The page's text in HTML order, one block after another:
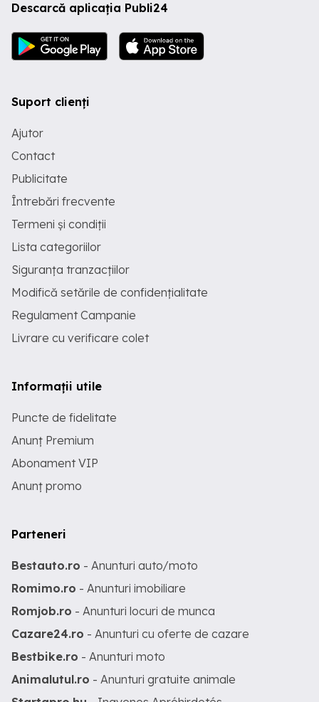
Descarcă aplicația Publi24
Suport clienți
Ajutor
Contact
Publicitate
Întrebări frecvente
Termeni și condiții
Lista categoriilor
Siguranța tranzacțiilor
Modifică setările de confidențialitate
Regulament Campanie
Livrare cu verificare colet
Informații utile
Puncte de fidelitate
Anunț Premium
Abonament VIP
Anunț promo
Parteneri
Bestauto.ro - Anunturi auto/moto
Romimo.ro - Anunturi imobiliare
Romjob.ro - Anunturi locuri de munca
Cazare24.ro - Anunturi cu oferte de cazare
Bestbike.ro - Anunturi moto
Animalutul.ro - Anunturi gratuite animale